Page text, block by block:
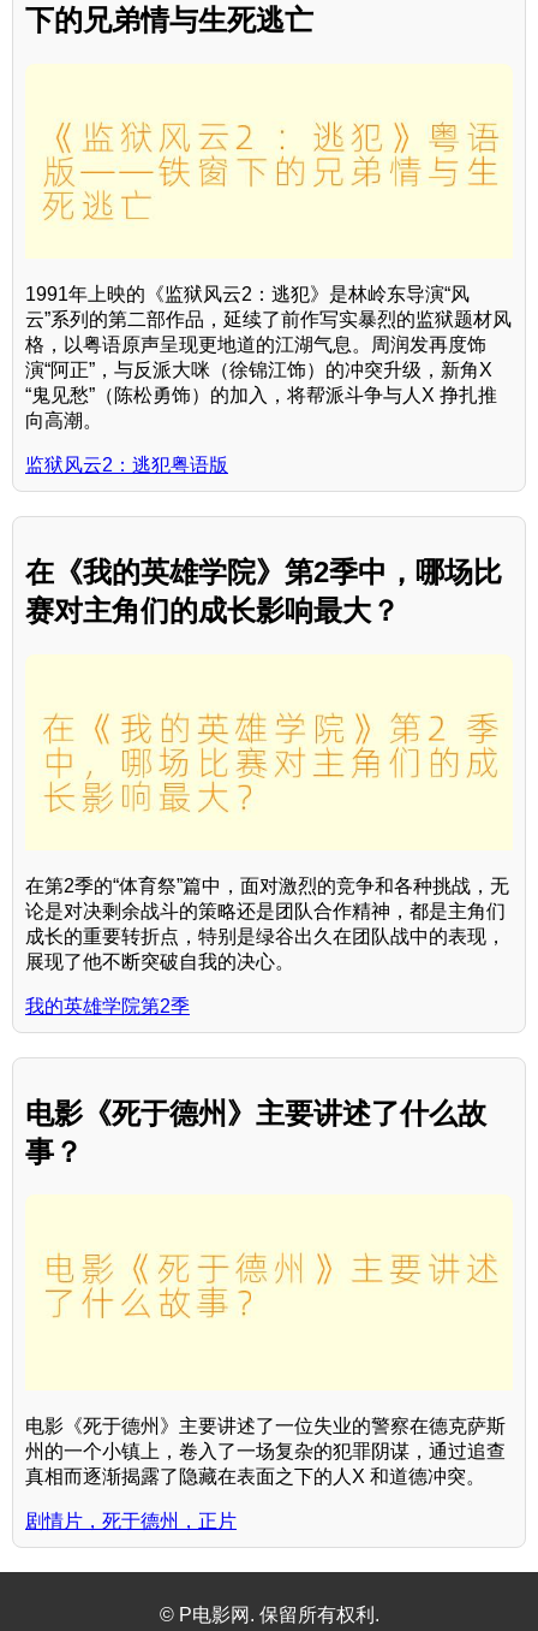
下的兄弟情与生死逃亡
1991年上映的《监狱风云2：逃犯》是林岭东导演“风
云”系列的第二部作品，延续了前作写实暴烈的监狱题材风
格，以粤语原声呈现更地道的江湖气息。周润发再度饰
演“阿正”，与反派大咪（徐锦江饰）的冲突升级，新角X
“鬼见愁”（陈松勇饰）的加入，将帮派斗争与人X 挣扎推
向高潮。
监狱风云2：逃犯粤语版
在《我的英雄学院》第2季中，哪场比
赛对主角们的成长影响最大？
在第2季的“体育祭”篇中，面对激烈的竞争和各种挑战，无
论是对决剩余战斗的策略还是团队合作精神，都是主角们
成长的重要转折点，特别是绿谷出久在团队战中的表现，
展现了他不断突破自我的决心。
我的英雄学院第2季
电影《死于德州》主要讲述了什么故
事？
电影《死于德州》主要讲述了一位失业的警察在德克萨斯
州的一个小镇上，卷入了一场复杂的犯罪阴谋，通过追查
真相而逐渐揭露了隐藏在表面之下的人X 和道德冲突。
剧情片，死于德州，正片
© P电影网. 保留所有权利.